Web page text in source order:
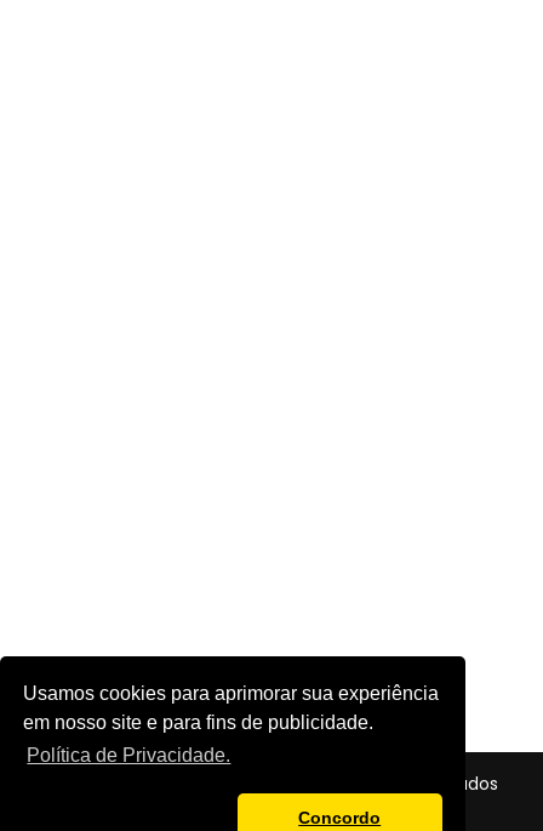
Usamos cookies para aprimorar sua experiência
em nosso site e para fins de publicidade.
Política de Privacidade.
Concordo
© 2026 - Futebol em Foco - Todos os direitos reservados